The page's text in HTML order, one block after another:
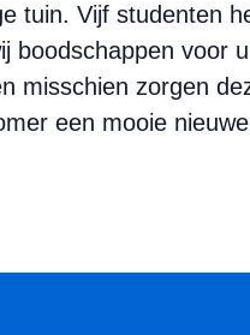
tuin. Vijf studenten
boodschappen voor
misschien zorgen
een mooie